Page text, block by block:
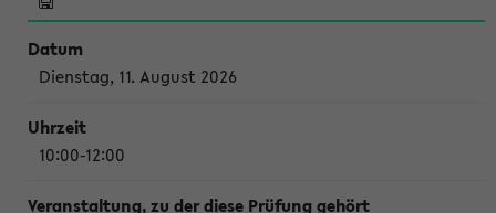
Dienstag, 11. August 2026
10:00-12:00